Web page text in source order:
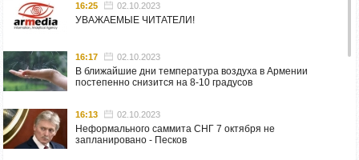
16:25 02.10.2023
УВАЖАЕМЫЕ ЧИТАТЕЛИ!
16:17 02.10.2023
В ближайшие дни температура воздуха в Армении
постепенно снизится на 8-10 градусов
16:13 02.10.2023
Неформального саммита СНГ 7 октября не
запланировано - Песков